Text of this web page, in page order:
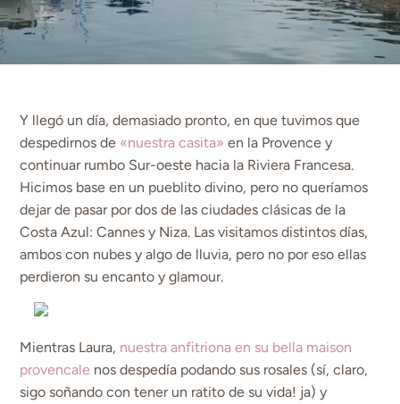
Y llegó un día, demasiado pronto, en que tuvimos que
despedirnos de «nuestra casita» en la Provence y
continuar rumbo Sur-oeste hacia la Riviera Francesa.
Hicimos base en un pueblito divino, pero no queríamos
dejar de pasar por dos de las ciudades clásicas de la
Costa Azul: Cannes y Niza. Las visitamos distintos días,
ambos con nubes y algo de lluvia, pero no por eso ellas
perdieron su encanto y glamour.
Mientras Laura, nuestra anfitriona en su bella maison
provencale nos despedía podando sus rosales (sí, claro,
sigo soñando con tener un ratito de su vida! ja) y